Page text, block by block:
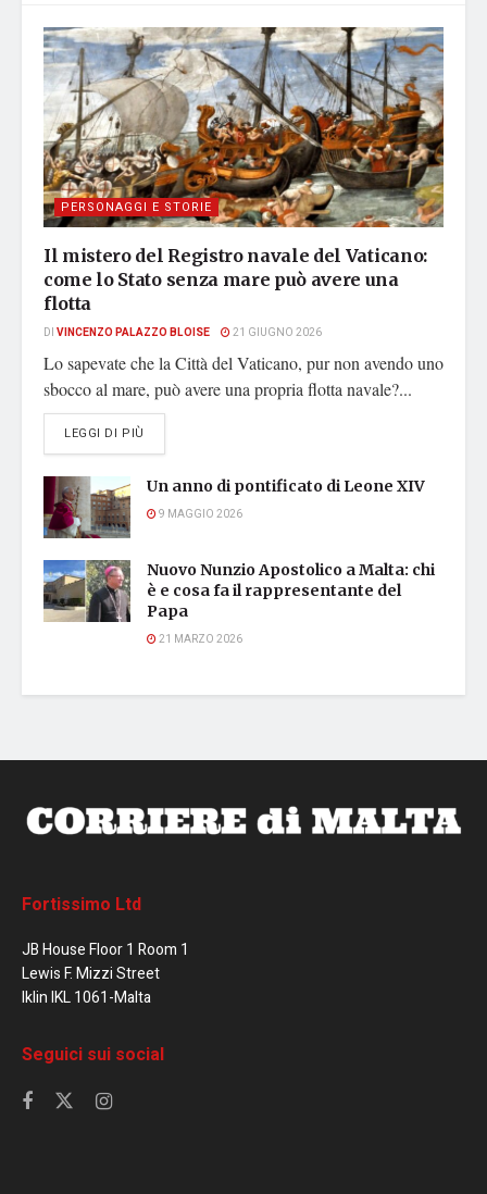
PERSONAGGI E STORIE
Il mistero del Registro navale del Vaticano:
come lo Stato senza mare può avere una
flotta
DI VINCENZO PALAZZO BLOISE 21 GIUGNO 2026
Lo sapevate che la Città del Vaticano, pur non avendo uno
sbocco al mare, può avere una propria flotta navale?...
LEGGI DI PIÙ
Un anno di pontificato di Leone XIV
9 MAGGIO 2026
Nuovo Nunzio Apostolico a Malta: chi
è e cosa fa il rappresentante del
Papa
21 MARZO 2026
Fortissimo Ltd
JB House Floor 1 Room 1
Lewis F. Mizzi Street
Iklin IKL 1061-Malta
Seguici sui social